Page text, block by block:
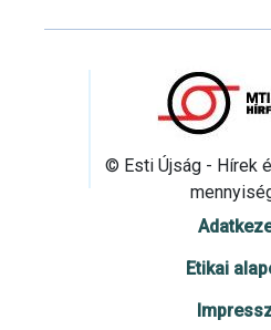
© Esti Újság - Hírek
Etikai